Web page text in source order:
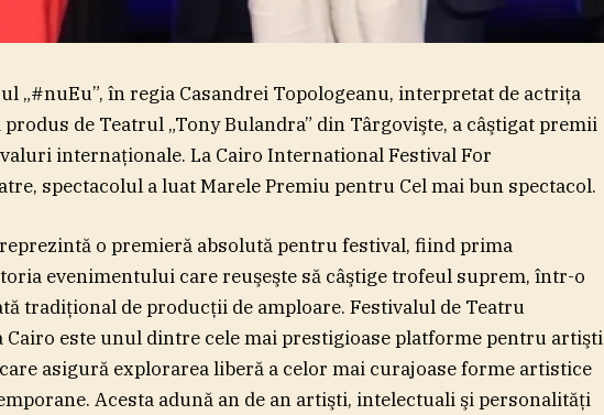
„#nuEu”, în regia Casandrei Topologeanu, interpretat de actriţa
de Teatrul „Tony Bulandra” din Târgovişte, a câştigat premii
internaţionale. La Cairo International Festival For
spectacolul a luat Marele Premiu pentru Cel mai bun spectacol.
o premieră absolută pentru festival, fiind prima
evenimentului care reuşeşte să câştige trofeul suprem, într-o
tradiţional de producţii de amploare. Festivalul de Teatru
Cairo este unul dintre cele mai prestigioase platforme pentru artişti
asigură explorarea liberă a celor mai curajoase forme artistice
Acesta adună an de an artişti, intelectuali şi personalităţi